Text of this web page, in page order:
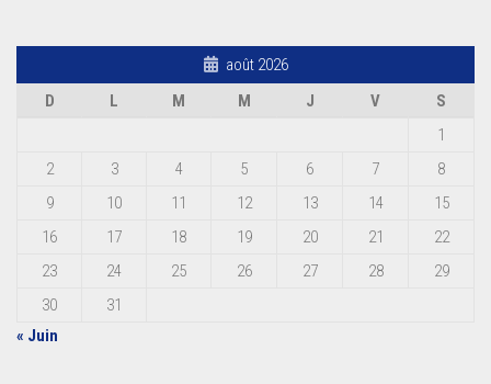
août 2026
D
L M M J V
S
1
2
3 4 5 6 7
8
9
10 11 12 13 14
15
16
17 18 19 20 21
22
23
24 25 26 27 28
29
30
31
« Juin